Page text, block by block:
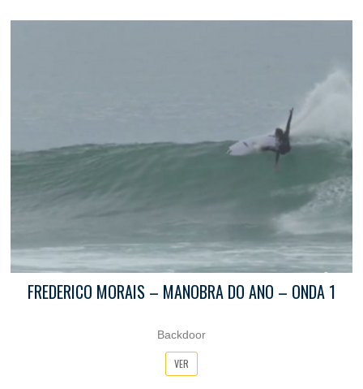
FREDERICO MORAIS – MANOBRA DO ANO – ONDA 1
Backdoor
VER